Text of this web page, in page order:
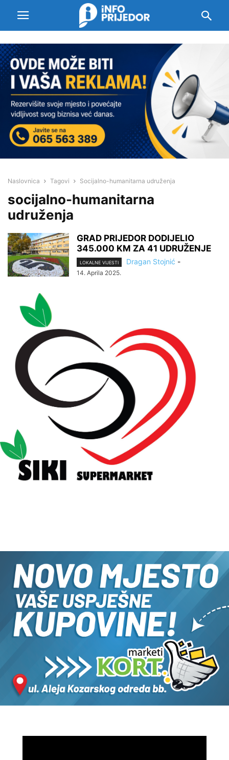
Naslovnica Tagovi Socijalno-humanitarna udruženja
socijalno-humanitarna
udruženja
GRAD PRIJEDOR DODIJELIO
345.000 KM ZA 41 UDRUŽENJE
LOKALNE VIJESTI Dragan Stojnić -
14. Aprila 2025.